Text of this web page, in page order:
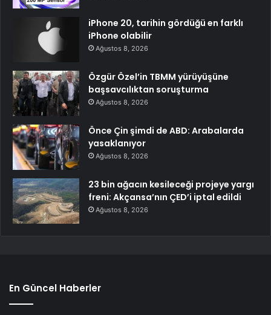
iPhone 20, tarihin gördüğü en farklı
iPhone olabilir
Ağustos 8, 2026
Özgür Özel’in TBMM yürüyüşüne
başsavcılıktan soruşturma
Ağustos 8, 2026
Önce Çin şimdi de ABD: Arabalarda
yasaklanıyor
Ağustos 8, 2026
23 bin ağacın kesileceği projeye yargı
freni: Akçansa’nın ÇED’i iptal edildi
Ağustos 8, 2026
En Güncel Haberler